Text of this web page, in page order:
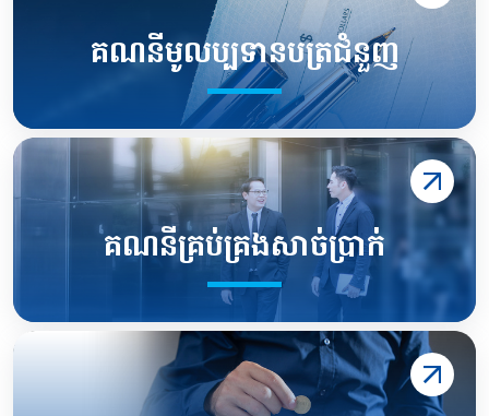
គណនីមូលប្បទានបត្រជំនួញ
គណនីគ្រប់គ្រងសាច់ប្រាក់